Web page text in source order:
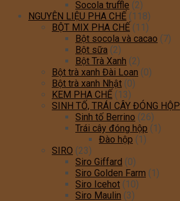
Socola truffle (2)
NGUYÊN LIỆU PHA CHẾ (118)
BỘT MIX PHA CHẾ (11)
Bột socola và cacao (7)
Bột sữa (2)
Bột Trà Xanh (2)
Bột trà xanh Đài Loan (0)
Bột trà xanh Nhật (0)
KEM PHA CHẾ (13)
SINH TỐ, TRÁI CÂY ĐÓNG HỘP
Sinh tố Berrino (26)
Trái cây đóng hộp (1)
Đào hộp (1)
SIRO (23)
Siro Giffard (0)
Siro Golden Farm (1)
Siro Icehot (10)
Siro Maulin (3)